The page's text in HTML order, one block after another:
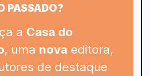
PASSADO?
a Casa do
, uma nova editora,
de destaque